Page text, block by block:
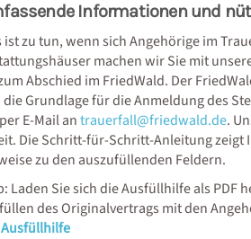
Informationen und
ist zu tun, wenn sich Angehörige im
machen wir Sie mit
Abschied im FriedWald. Der
die Grundlage für die Anmeldung des
E-Mail antrauerfall@friedwald.de.
Die Schritt-für-Schritt-Anleitung
zu den auszufüllenden Feldern.
Laden Sie sich die Ausfüllhilfe als PDF
des Originalvertrags mit den